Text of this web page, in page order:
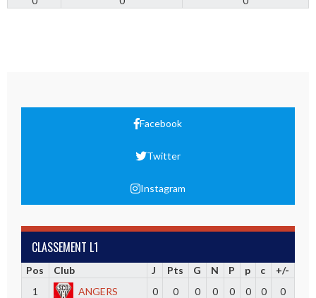
Facebook
Twitter
Instagram
CLASSEMENT L1
Pos Club J Pts G N P p c
+/-
1
ANGERS 0 0 0 0 0 0 0 0